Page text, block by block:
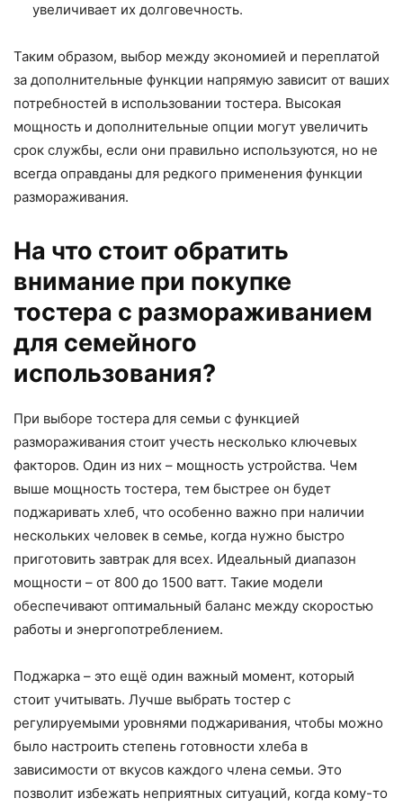
увеличивает их долговечность.
Таким образом, выбор между экономией и переплатой
за дополнительные функции напрямую зависит от ваших
потребностей в использовании тостера. Высокая
мощность и дополнительные опции могут увеличить
срок службы, если они правильно используются, но не
всегда оправданы для редкого применения функции
размораживания.
На что стоит обратить
внимание при покупке
тостера с размораживанием
для семейного
использования?
При выборе тостера для семьи с функцией
размораживания стоит учесть несколько ключевых
факторов. Один из них – мощность устройства. Чем
выше мощность тостера, тем быстрее он будет
поджаривать хлеб, что особенно важно при наличии
нескольких человек в семье, когда нужно быстро
приготовить завтрак для всех. Идеальный диапазон
мощности – от 800 до 1500 ватт. Такие модели
обеспечивают оптимальный баланс между скоростью
работы и энергопотреблением.
Поджарка – это ещё один важный момент, который
стоит учитывать. Лучше выбрать тостер с
регулируемыми уровнями поджаривания, чтобы можно
было настроить степень готовности хлеба в
зависимости от вкусов каждого члена семьи. Это
позволит избежать неприятных ситуаций, когда кому-то